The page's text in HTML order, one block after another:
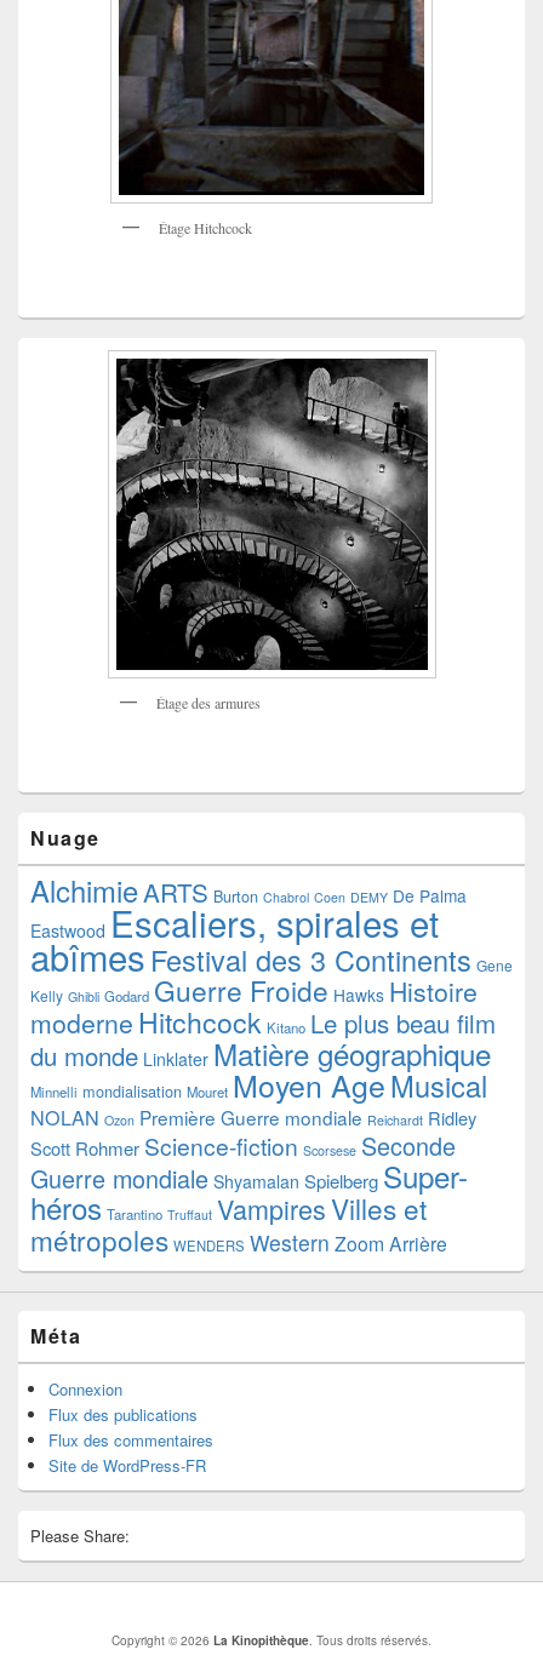
Étage Hitchcock
Étage des armures
Nuage
AlchimieARTS Burton Chabrol Coen DEMY De Palma
Eastwood Escaliers, spirales et
abîmes Festival des 3 Continents Gene
Kelly Ghibli Godard Guerre Froide Hawks Histoire
moderne Hitchcock Kitano Le plus beau film
du monde Linklater Matière géographique
Minnelli mondialisation Mouret Moyen AgeMusical
NOLAN Ozon Première Guerre mondiale Reichardt Ridley
Scott Rohmer Science-fiction Scorsese Seconde
Guerre mondiale Shyamalan Spielberg Super-
héros Tarantino Truffaut VampiresVilles et
métropoles WENDERS Western Zoom Arrière
Méta
Connexion
Flux des publications
Flux des commentaires
Site de WordPress-FR
Please Share:
Copyright © 2026 La Kinopithèque . Tous droits réservés.